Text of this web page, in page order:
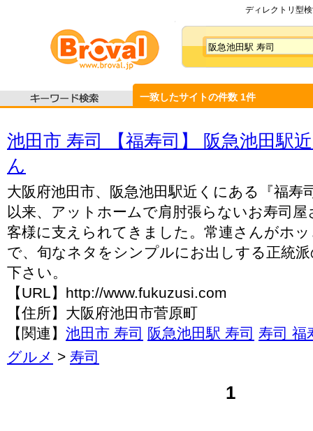
ディレクトリ型
一致したサイトの件数 1件
池田市 寿司 【福寿司】 阪急池田駅
ん
大阪府池田市、阪急池田駅近くにある『福寿
以来、アットホームで肩肘張らないお寿司
客様に支えられてきました。常連さんがホ
で、旬なネタをシンプルにお出しする正統
下さい。
【URL】http://www.fukuzusi.com
【住所】大阪府池田市菅原町
【関連】 池田市 寿司 阪急池田駅 寿司 寿司 福
グルメ > 寿司
1